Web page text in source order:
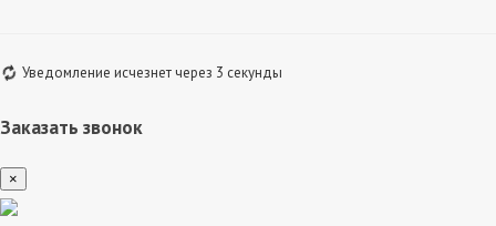
Уведомление исчезнет через 3 секунды
Заказать звонок
×